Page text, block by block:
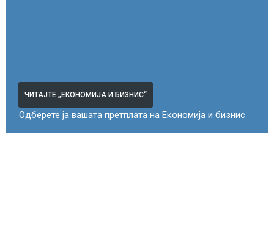
ЧИТАЈТЕ „ЕКОНОМИЈА И БИЗНИС“
Одберете ја вашата претплата на Економија и бизнис